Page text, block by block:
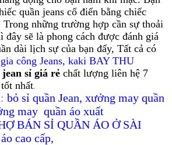
quần jeans cổ điển bằng chiếc
Trong những trường hợp cần sự thoải
sẽ là phong cách được đánh giá
dài lịch sự của bạn đấy, Tất cả có
công Jeans, kaki BAY THU
sỉ giá rẻ chất lượng liên hệ 7
nhất.
: bỏ sỉ quần Jean, xưởng may quần
may quần áo xuất
BÁN SỈ QUẦN ÁO Ở SÀI
cao cấp,